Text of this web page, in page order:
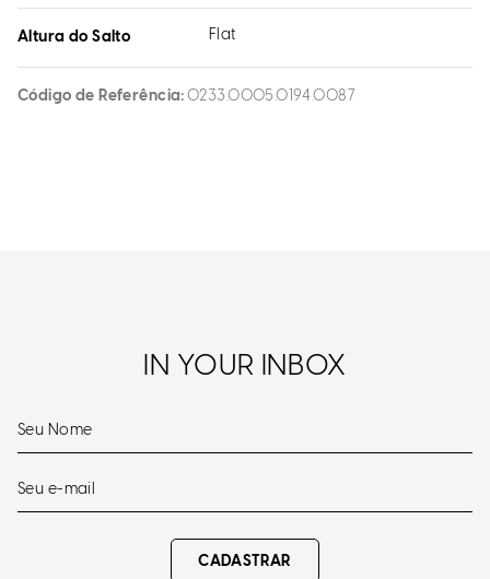
Altura do Salto Flat
Código de Referência 0233.0005.0194.0087
IN YOUR INBOX
CADASTRAR